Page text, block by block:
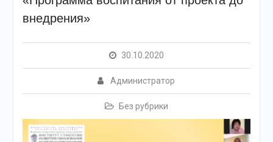
внедрения»
30.10.2020
Администратор
Без рубрики